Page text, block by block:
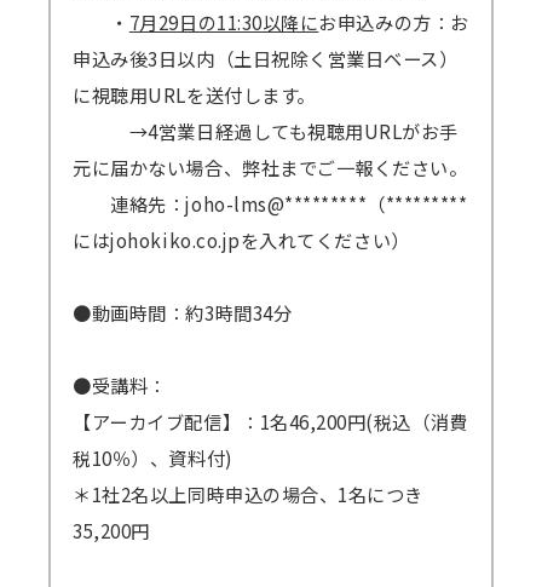
・ 7月29日の11:30以降にお申込みの方：お
申込み後3日以内（土日祝除く営業日ベース）
に視聴用URLを送付します。
→4営業日経過しても視聴用URLがお手
元に届かない場合、弊社までご一報ください。
連絡先：joho-lms@*********（*********
にはjohokiko.co.jpを入れてください）
●動画時間：約3時間34分
●受講料：
【アーカイブ配信】：1名46,200円(税込（消費
税10％）、資料付)
＊1社2名以上同時申込の場合、1名につき
35,200円